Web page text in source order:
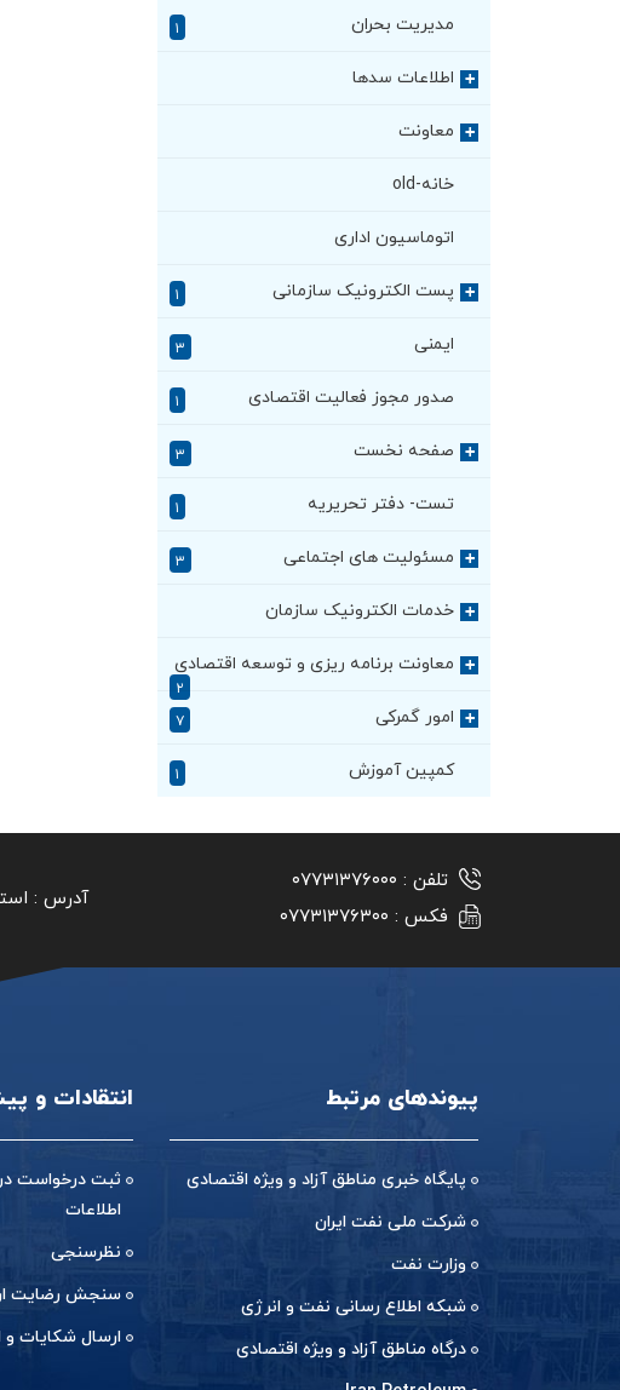
مدیریت بحران ۱
+ اطلاعات سدها
+ معاونت
خانه-old
اتوماسیون اداری
+ پست الکترونیک سازمانی ۱
ایمنی ۳
صدور مجوز فعالیت اقتصادی ۱
+ صفحه نخست ۳
تست- دفتر تحریریه ۱
+ مسئولیت های اجتماعی ۳
+ خدمات الکترونیک سازمان
+ معاونت برنامه ریزی و توسعه اقتصادی
۲
+
امور گمرکی ۷
کمپین آموزش ۱
تلفن : ۰۷۷۳۱۳۷۶۰۰۰
فکس : ۰۷۷۳۱۳۷۶۳۰۰
آدرس :
پیوندهای مرتبط
پایگاه خبری مناطق آزاد و ویژه اقتصادی
شرکت ملی نفت ایران
وزارت نفت
شبکه اطلاع رسانی نفت و انرژی
درگاه مناطق آزاد و ویژه اقتصادی
انتقادات و
ثبت درخواست
اطلاعات
نظرسنجی
سنجش رضایت
ارسال شکایات و